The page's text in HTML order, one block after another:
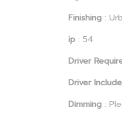
Finishing :
ip : 54
Driver
Driver
Dimming :